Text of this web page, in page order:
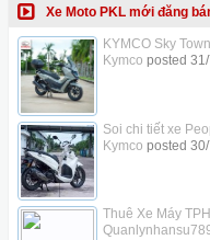
Xe Moto PKL mới đăng
KYMCO Sky
Kymco posted
Soi chi tiết xe
Kymco posted
Thuê Xe Máy